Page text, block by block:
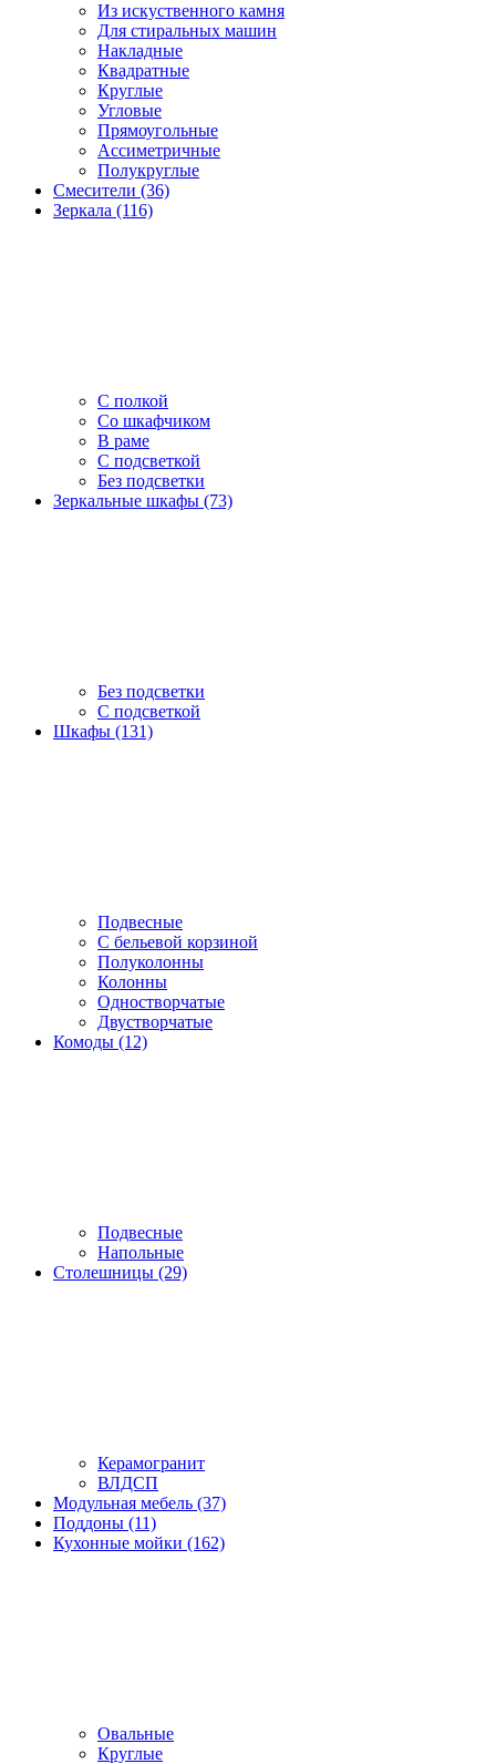
Из искуственного камня
Для стиральных машин
Накладные
Квадратные
Круглые
Угловые
Прямоугольные
Ассиметричные
Полукруглые
Смесители (36)
Зеркала (116)
С полкой
Со шкафчиком
В раме
С подсветкой
Без подсветки
Зеркальные шкафы (73)
Без подсветки
С подсветкой
Шкафы (131)
Подвесные
С бельевой корзиной
Полуколонны
Колонны
Одностворчатые
Двустворчатые
Комоды (12)
Подвесные
Напольные
Столешницы (29)
Керамогранит
ВЛДСП
Модульная мебель (37)
Поддоны (11)
Кухонные мойки (162)
Овальные
Круглые